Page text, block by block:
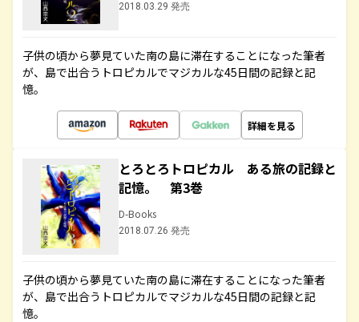
2018.03.29 発売
子供の頃から夢見ていた南の島に滞在することになった筆者
が、島で出合うトロピカルでマジカルな45日間の記録と記
憶。
詳細を見る
とろとろトロピカル ある旅の記録と
記憶。 第3巻
D-Books
2018.07.26 発売
子供の頃から夢見ていた南の島に滞在することになった筆者
が、島で出合うトロピカルでマジカルな45日間の記録と記
憶。